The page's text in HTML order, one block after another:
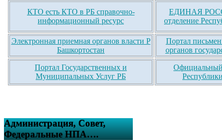
КТО есть КТО в РБ справочно-
информационный ресурс
ЕДИНАЯ
отделение
Электронная приемная органов власти Р
Башкортостан
Портал
органов
Портал Государственных и
Муниципальных Услуг РБ
Официальный
Администрация, Совет,
Федеральные НПА….